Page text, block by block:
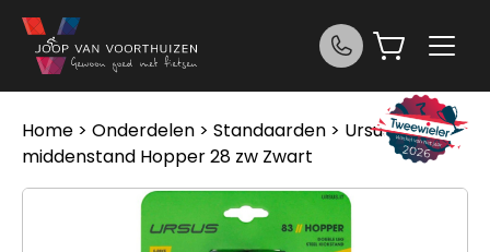
Ga naar de inhoud
Home > Onderdelen > Standaarden > Ursus
middenstand Hopper 28 zw Zwart